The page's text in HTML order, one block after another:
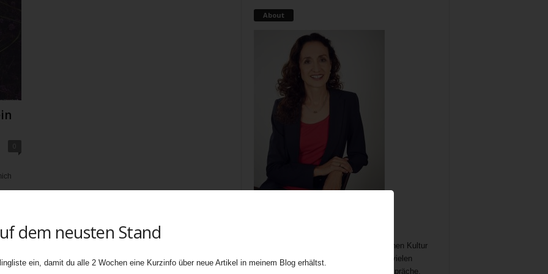
About
unerschöpflicher Bestandteil der britischen Kultur
bietet Gelegenheit zum Austausch auf vielen
Ebenen. In meine Teatime gehören Gespräche,
dem neusten Stand
ein, damit du alle 2 Wochen eine Kurzinfo über neue Artikel in meinem Blog erhältst.